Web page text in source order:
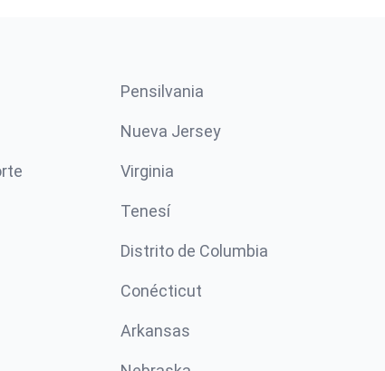
Pensilvania
Nueva Jersey
Virginia
Tenesí
Distrito de Columbia
Conécticut
Arkansas